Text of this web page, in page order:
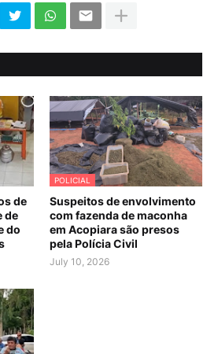
de
de
do
POLICIAL
Suspeitos de envolvimento
com fazenda de maconha
em Acopiara são presos
pela Polícia Civil
July 10, 2026